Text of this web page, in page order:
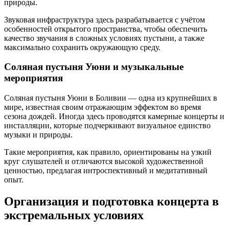
природы.
Звуковая инфраструктура здесь разрабатывается с учётом
особенностей открытого пространства, чтобы обеспечить
качество звучания в сложных условиях пустыни, а также
максимально сохранить окружающую среду.
Соляная пустыня Уюни и музыкальные
мероприятия
Соляная пустыня Уюни в Боливии — одна из крупнейших в
мире, известная своим отражающим эффектом во время
сезона дождей. Иногда здесь проводятся камерные концерты и
инсталляции, которые подчеркивают визуальное единство
музыки и природы.
Такие мероприятия, как правило, ориентированы на узкий
круг слушателей и отличаются высокой художественной
ценностью, предлагая интроспективный и медитативный
опыт.
Организация и подготовка концерта в
экстремальных условиях